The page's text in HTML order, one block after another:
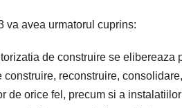
va avea urmatorul cuprins:
de construire se elibereaza
construire, reconstruire,
de orice fel, precum si a